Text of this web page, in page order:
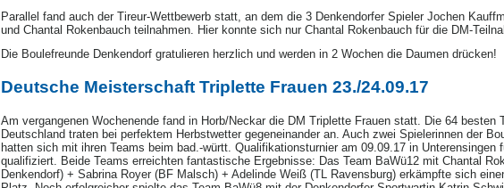
Parallel fand auch der Tireur-Wettbewerb statt, an dem die 3 Denkendorfer Spieler Jochen
und Chantal Rokenbauch teilnahmen. Hier konnte sich nur Chantal Rokenbauch für die DM-
Die Boulefreunde Denkendorf gratulieren herzlich und werden in 2 Wochen die Daumen drücken!
Deutsche Meisterschaft Triplette Frauen 23./24.09.17
Am vergangenen Wochenende fand in Horb/Neckar die DM Triplette Frauen statt. Die 64 besten
Deutschland traten bei perfektem Herbstwetter gegeneinander an. Auch zwei Spielerinnen der
hatten sich mit ihren Teams beim bad.-württ. Qualifikationsturnier am 09.09.17 in Unterensingen
qualifiziert. Beide Teams erreichten fantastische Ergebnisse: Das Team BaWü12 mit Chantal
Denkendorf) + Sabrina Royer (BF Malsch) + Adelinde Weiß (TL Ravensburg) erkämpfte sich